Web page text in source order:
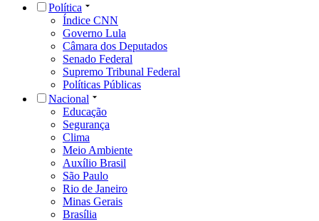
Política
Índice CNN
Governo Lula
Câmara dos Deputados
Senado Federal
Supremo Tribunal Federal
Políticas Públicas
Nacional
Educação
Segurança
Clima
Meio Ambiente
Auxílio Brasil
São Paulo
Rio de Janeiro
Minas Gerais
Brasília